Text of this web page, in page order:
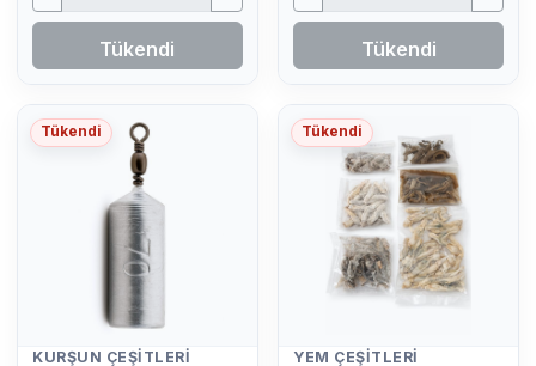
Tükendi Tükendi
Tükendi
KURŞUN ÇEŞITLERI
Tükendi
YEM ÇEŞITLERI